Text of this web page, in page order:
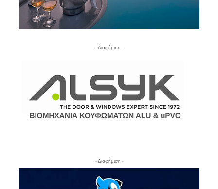
- Διαφήμιση -
- Διαφήμιση -